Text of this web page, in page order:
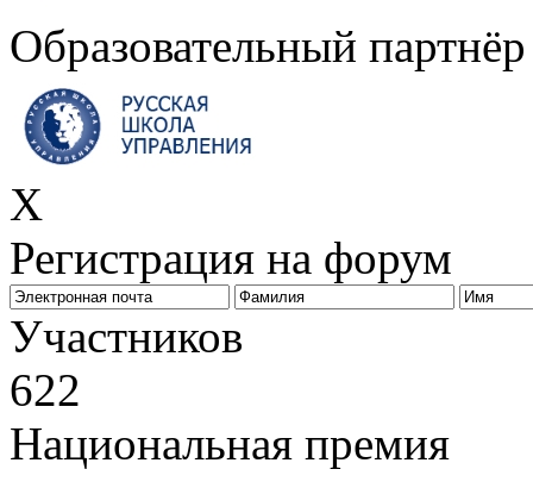
Образовательный партнёр
X
Регистрация на форум
Участников
622
Национальная премия